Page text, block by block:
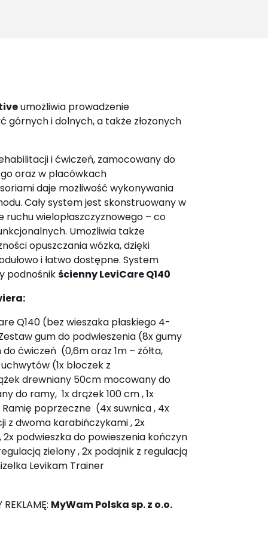
umożliwia prowadzenie
i dolnych, a także złożonych
i ćwiczeń, zamocowany do
oraz w placówkach
daje możliwość wykonywania
Cały system jest skonstruowany w
ruchu wielopłaszczyznowego – co
Umożliwia także
opuszczania wózka, dzięki
i łatwo dostępne. System
podnośnikścienny LeviCare Q140
Q140 (bez wieszaka płaskiego 4-
gum do podwieszenia (8x gumy
do ćwiczeń (0,6m oraz 1m – żółta,
uchwytów (1x bloczek z
drewniany 50cm mocowany do
do ramy, 1x drążek 100 cm , 1x
Ramię poprzeczne (4x suwnica , 4x
z dwoma karabińczykami , 2x
podwieszka do powieszenia kończyn
zielony , 2x podajnik z regulacją
Levikam Trainer
MyWam Polska sp. z o.o.